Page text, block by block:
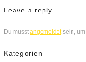
Leave a reply
Du musst angemeldetsein, um
Kategorien